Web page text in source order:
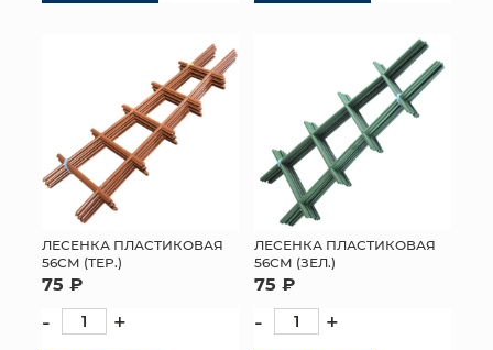
ЛЕСЕНКА ПЛАСТИКОВАЯ
56СМ (ТЕР.)
75 ₽
- +
ЛЕСЕНКА ПЛАСТИКОВАЯ
56СМ (ЗЕЛ.)
75 ₽
- +